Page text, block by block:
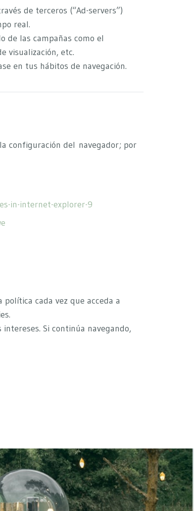
de terceros (“Ad-servers”)
real.
de las campañas como el
visualización, etc.
en tus hábitos de navegación.
configuración del navegador; por
in-internet-explorer-9
cada vez que acceda a
Si continúa navegando,